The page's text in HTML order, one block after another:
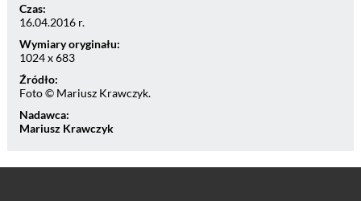
Czas:
16.04.2016 r.
Wymiary oryginału:
1024 x 683
Źródło:
Foto © Mariusz Krawczyk.
Nadawca:
Mariusz Krawczyk